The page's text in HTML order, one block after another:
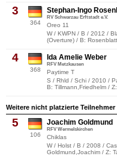
3
364
Stephan-Ingo
RV Schwarzau Erftstadt e.V.
Oreo 11
W / KWPN / B / 2012 /
(Overture) / B:
4
368
Ida Amelie Weber
RFV Metzkausen
Paytime T
S / Rhld / Schi / 2010 /
B: Tillmann,Friedhelm /
Weitere nicht platzierte Teilnehmer
5
106
Joachim Goldmund
RFV Wermelskirchen
Chiklas
W / Holst / B / 2008 /
Goldmund,Joachim / Z: